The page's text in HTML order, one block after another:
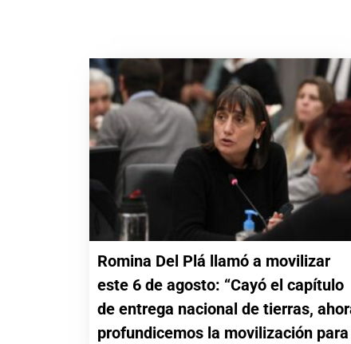
Romina Del Plá llamó a movilizar
este 6 de agosto: “Cayó el capítulo
de entrega nacional de tierras,
profundicemos la movilización para